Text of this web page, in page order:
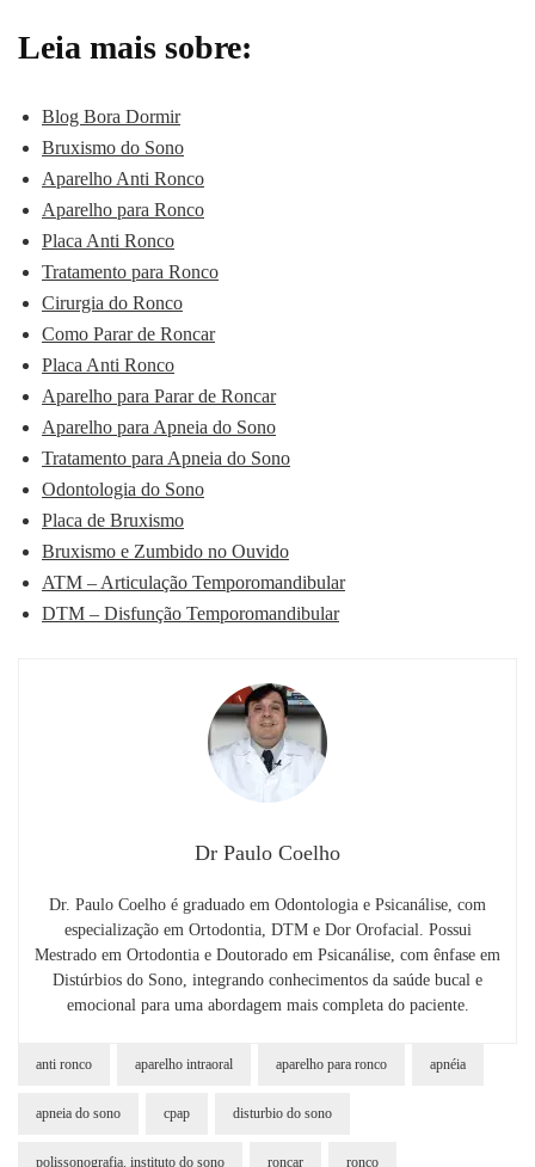
Leia mais sobre:
Blog Bora Dormir
Bruxismo do Sono
Aparelho Anti Ronco
Aparelho para Ronco
Placa Anti Ronco
Tratamento para Ronco
Cirurgia do Ronco
Como Parar de Roncar
Placa Anti Ronco
Aparelho para Parar de Roncar
Aparelho para Apneia do Sono
Tratamento para Apneia do Sono
Odontologia do Sono
Placa de Bruxismo
Bruxismo e Zumbido no Ouvido
ATM – Articulação Temporomandibular
DTM – Disfunção Temporomandibular
Dr Paulo Coelho
Dr. Paulo Coelho é graduado em Odontologia e Psicanálise, com
especialização em Ortodontia, DTM e Dor Orofacial. Possui
Mestrado em Ortodontia e Doutorado em Psicanálise, com ênfase em
Distúrbios do Sono, integrando conhecimentos da saúde bucal e
emocional para uma abordagem mais completa do paciente.
anti ronco aparelho intraoral aparelho para ronco apnéia
apneia do sono cpap disturbio do sono
polissonografia. instituto do sono roncar ronco